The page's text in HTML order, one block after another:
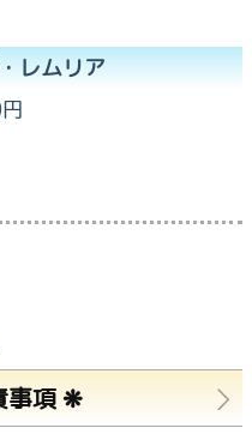
レムリア
事項 ❋